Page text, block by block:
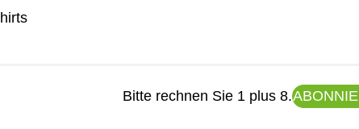
Bitte rechnen Sie 1 plus 8.